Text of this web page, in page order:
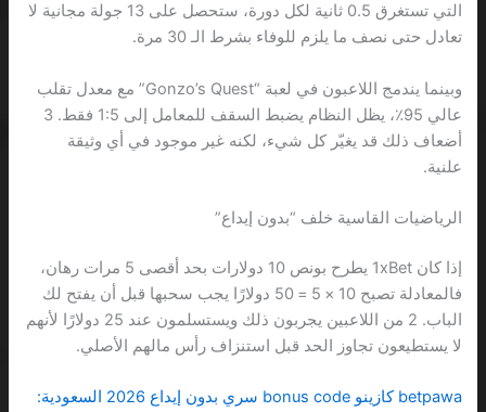
التي تستغرق 0.5 ثانية لكل دورة، ستحصل على 13 جولة مجانية لا
تعادل حتى نصف ما يلزم للوفاء بشرط الـ 30 مرة.
وبينما يندمج اللاعبون في لعبة “Gonzo’s Quest” مع معدل تقلب
عالي 95٪، يظل النظام يضبط السقف للمعامل إلى 1:5 فقط. 3
أضعاف ذلك قد يغيّر كل شيء، لكنه غير موجود في أي وثيقة
علنية.
الرياضيات القاسية خلف “بدون إيداع”
إذا كان 1xBet يطرح بونص 10 دولارات بحد أقصى 5 مرات رهان،
فالمعادلة تصبح 10 × 5 = 50 دولارًا يجب سحبها قبل أن يفتح لك
الباب. 2 من اللاعبين يجربون ذلك ويستسلمون عند 25 دولارًا لأنهم
لا يستطيعون تجاوز الحد قبل استنزاف رأس مالهم الأصلي.
betpawa كازينو bonus code سري بدون إيداع 2026 السعودية: